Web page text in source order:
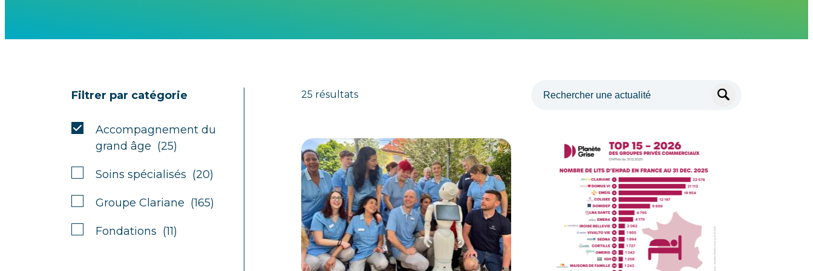
Filtrer par catégorie
Accompagnement du
grand âge (25)
Soins spécialisés (20)
Groupe Clariane (165)
Fondations (11)
25 résultats